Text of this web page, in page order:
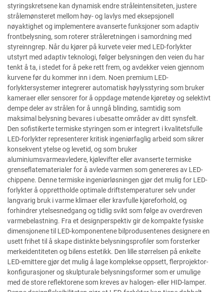
styringskretsene kan dynamisk endre stråleintensiteten, justere
strålemønsteret mellom høy- og lavlys med eksepsjonell
nøyaktighet og implementere avanserte funksjoner som adaptiv
frontbelysning, som roterer stråleretningen i samordning med
styreinngrep. Når du kjører på kurvete veier med LED-forlykter
utstyrt med adaptiv teknologi, følger belysningen den veien du har
tenkt å ta, i stedet for å peke rett frem, og avdekker veien gjennom
kurvene før du kommer inn i dem. Noen premium LED-
forlyktersystemer integrerer automatisk høylysstyring som bruker
kameraer eller sensorer for å oppdage møtende kjøretøy og selektivt
dempe deler av strålen for å unngå blinding, samtidig som
maksimal belysning bevares i ubesatte områder av ditt synsfelt.
Den sofistikerte termiske styringen som er integrert i kvalitetsfulle
LED-forlykter representerer kritisk ingeniørfaglig arbeid som sikrer
konsekvent ytelse og levetid, og som bruker
aluminiumsvarmeavledere, kjølevifter eller avanserte termiske
grenseflatematerialer for å avlede varmen som genereres av LED-
chippene. Denne termiske ingeniørløsningen gjør det mulig for LED-
forlykter å opprettholde optimale driftstemperaturer selv under
langvarig bruk i varme klimaer eller kravfulle kjøreforhold, og
forhindrer ytelsesnedgang og tidlig svikt som følge av overdreven
varmebelastning. Fra et designperspektiv gir de kompakte fysiske
dimensjonene til LED-komponentene bilprodusentenes designere en
usett frihet til å skape distinkte belysningsprofiler som forsterker
merkeidentiteten og bilens estetikk. Den lille størrelsen på enkelte
LED-emittere gjør det mulig å lage komplekse oppsett, flerprojektor-
konfigurasjoner og skulpturale belysningsformer som er umulige
med de store reflektorene som kreves av halogen- eller HID-lamper.